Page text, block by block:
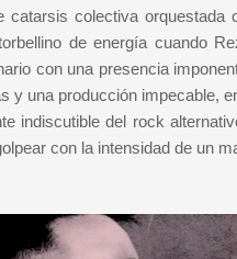
colectiva orquestada
de energía cuando
con una presencia
y una producción impecable,
indiscutible del rock
con la intensidad de un